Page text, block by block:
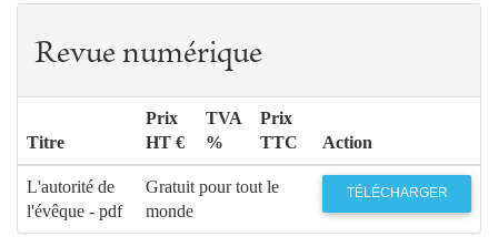
Revue numérique
Titre
Prix
HT €
TVA
%
Prix
TTC
Action
L'autorité de
l'évêque - pdf
Gratuit pour tout le
monde
TÉLÉCHARGER